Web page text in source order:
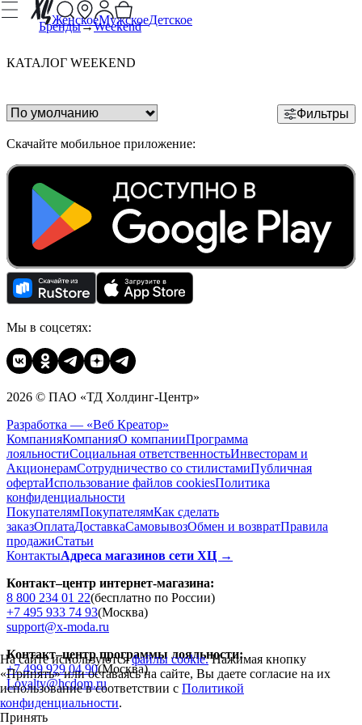
ЖенскоеМужскоеДетское
Бренды Weekend
КАТАЛОГ WEEKEND
Фильтры
Скачайте мобильное приложение:
Мы в соцсетях:
2026 © ПАО «ТД Холдинг-Центр»
Разработка — «Веб Креатор»
КомпанияКомпанияО компанииПрограмма
лояльностиСоциальная ответственностьИнвесторам и
АкционерамСотрудничество со стилистамиПубличная
офертаИспользование файлов cookiesПолитика
конфиденциальности
ПокупателямПокупателямКак сделать
заказОплатаДоставкаCамовывозОбмен и возвратПравила
продажиСтатьи
КонтактыАдреса магазинов сети ХЦ →
Контакт–центр интернет-магазина:
8 800 234 01 22(бесплатно по России)
+7 495 933 74 93(Москва)
support@x-moda.ru
Контакт–центр программы лояльности:
+7 499 929 04 90(Москва)
Loyalty@hcdom.ru
На сайте используютсяфайлы cookie.Нажимая кнопку
«Принять» или оставаясь на сайте, Вы даете согласие на их
использование в соответствии с Политикой
конфиденциальности.
Принять